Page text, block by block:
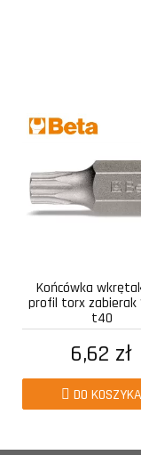
Końcówka
profil torx zabierak
t40
6,62 zł
DO KOSZYKA